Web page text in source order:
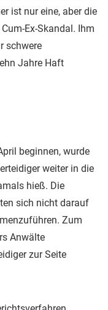
ist nur eine, aber die
Ex-Skandal. Ihm
schwere
Jahre Haft
beginnen, wurde
weiter in die
hieß. Die
sich nicht darauf
Zum
Anwälte
zur Seite